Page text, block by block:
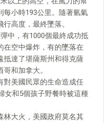
每小時193公里。隨著氫氣
高度，最終墜落。
中，有1000個最終成功抵
在空中爆炸，有的墜落在
抵達了堪薩斯州和得克薩
和加拿大。
對美國民眾的生命造成任
女和5個孩子野餐時被這種
林大火，美國政府莫名其